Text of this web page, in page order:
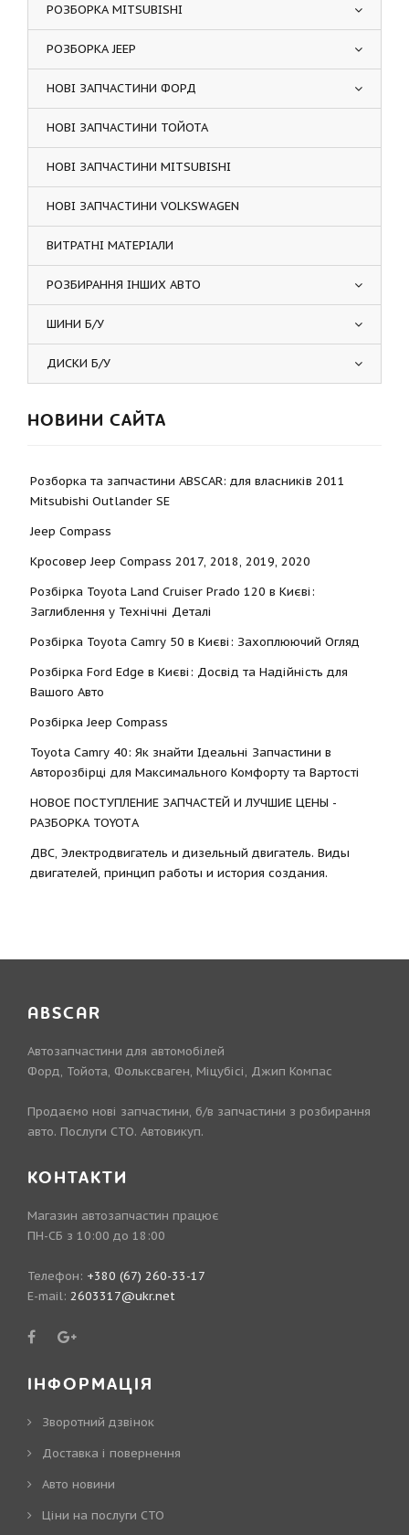
РОЗБОРКА MITSUBISHI
РОЗБОРКА JEEP
НОВІ ЗАПЧАСТИНИ ФОРД
НОВІ ЗАПЧАСТИНИ ТОЙОТА
НОВІ ЗАПЧАСТИНИ MITSUBISHI
НОВІ ЗАПЧАСТИНИ VOLKSWAGEN
ВИТРАТНІ МАТЕРІАЛИ
РОЗБИРАННЯ ІНШИХ АВТО
ШИНИ Б/У
ДИСКИ Б/У
НОВИНИ САЙТА
Розборка та запчастини ABSCAR: для власників 2011
Mitsubishi Outlander SE
Jeep Compass
Кросовер Jeep Compass 2017, 2018, 2019, 2020
Розбірка Toyota Land Cruiser Prado 120 в Києві:
Заглиблення у Технічні Деталі
Розбірка Toyota Camry 50 в Києві: Захоплюючий Огляд
Розбірка Ford Edge в Києві: Досвід та Надійність для
Вашого Авто
Розбірка Jeep Compass
Toyota Camry 40: Як знайти Ідеальні Запчастини в
Авторозбірці для Максимального Комфорту та Вартості
НОВОЕ ПОСТУПЛЕНИЕ ЗАПЧАСТЕЙ И ЛУЧШИЕ ЦЕНЫ -
РАЗБОРКА TOYOTА
ДВС, Электродвигатель и дизельный двигатель. Виды
двигателей, принцип работы и история создания.
ABSCAR
Автозапчастини для автомобілей
Форд, Тойота, Фольксваген, Міцубісі, Джип Компас
Продаємо нові запчастини, б/в запчастини з розбирання
авто. Послуги СТО. Автовикуп.
КОНТАКТИ
Магазин автозапчастин працює
ПН-СБ з 10:00 до 18:00
Телефон: +380 (67) 260-33-17
E-mail: 2603317@ukr.net
ІНФОРМАЦІЯ
Зворотний дзвінок
Доставка і повернення
Авто новини
Ціни на послуги СТО